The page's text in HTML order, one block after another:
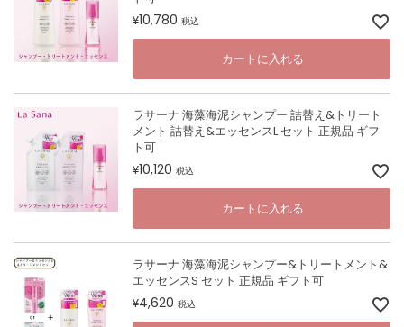
¥10,780 税込
カートに入れる
ラサーナ 海藻海泥シャンプー 詰替え&トリート
メント 詰替え&エッセンスL セット 正規品 ギフ
ト可
¥10,120 税込
カートに入れる
ラサーナ 海藻海泥シャンプー&トリートメント&
エッセンスS セット 正規品 ギフト可
¥4,620 税込